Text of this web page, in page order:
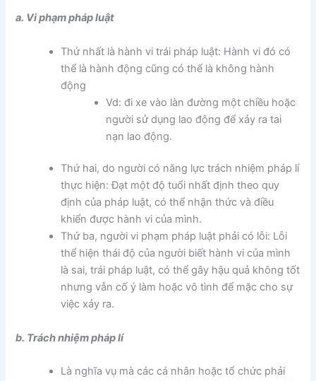
a. Vi phạm pháp luật
Thứ nhất là hành vi trái pháp luật: Hành vi đó có
thể là hành động cũng có thể là không hành
động
Vd: đi xe vào làn đường một chiều hoặc
người sử dụng lao động để xảy ra tai
nạn lao động.
Thứ hai, do người có năng lực trách nhiệm pháp lí
thực hiện: Đạt một độ tuổi nhất định theo quy
định của pháp luật, có thể nhận thức và điều
khiển được hành vi của mình.
Thứ ba, người vi phạm pháp luật phải có lỗi: Lỗi
thể hiện thái độ của người biết hành vi của mình
là sai, trái pháp luật, có thể gây hậu quả không tốt
nhưng vẫn cố ý làm hoặc vô tình để mặc cho sự
việc xảy ra.
b. Trách nhiệm pháp lí
Là nghĩa vụ mà các cá nhân hoặc tổ chức phải